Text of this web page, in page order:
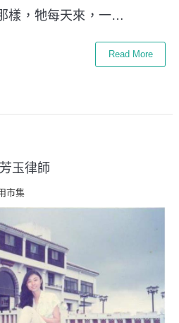
樣，牠每天來，一…
Read More
玉律師
市集